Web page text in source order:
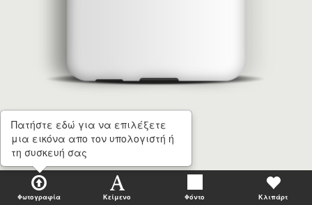
Φωτογραφία
Πατήστε εδώ για να επιλέξετε
μια εικόνα απο τον υπολογιστή ή
τη συσκευή σας
Κείμενο Φόντο Κλιπάρτ